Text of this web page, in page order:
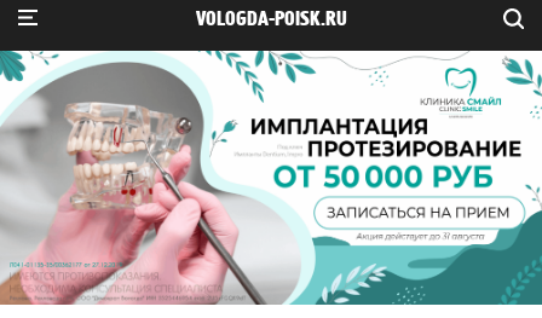
VOLOGDA-POISK.RU